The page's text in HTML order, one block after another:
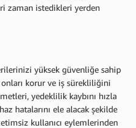
zaman istedikleri yerden
yüksek güvenliğe sahip
korur ve iş sürekliliğini
yedeklilik kaybını hızla
hatalarını ele alacak şekilde
kullanıcı eylemlerinden